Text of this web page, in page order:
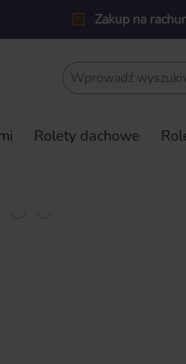
Zakup na
Rolety dachowe